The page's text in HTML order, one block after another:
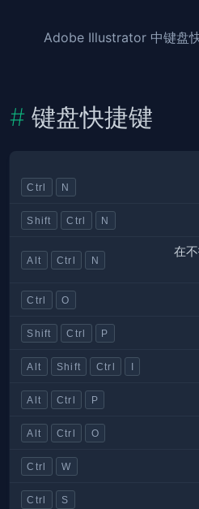
Adobe Illustrator 中键盘
键盘快捷键
Ctrl N
Shift Ctrl N
Alt Ctrl N
在
Ctrl O
Shift Ctrl P
Alt Shift Ctrl I
Alt Ctrl P
Alt Ctrl O
Ctrl W
Ctrl S